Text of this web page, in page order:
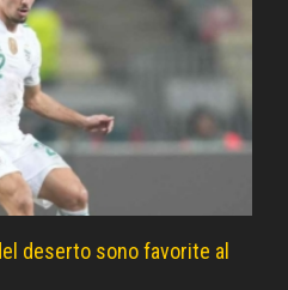
deserto sono favorite al